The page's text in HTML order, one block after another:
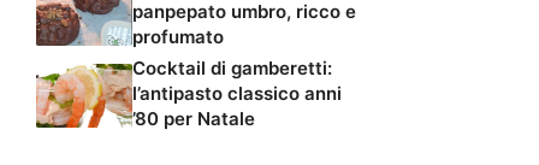
panpepato umbro, ricco e
profumato
Cocktail di gamberetti:
l’antipasto classico anni
’80 per Natale